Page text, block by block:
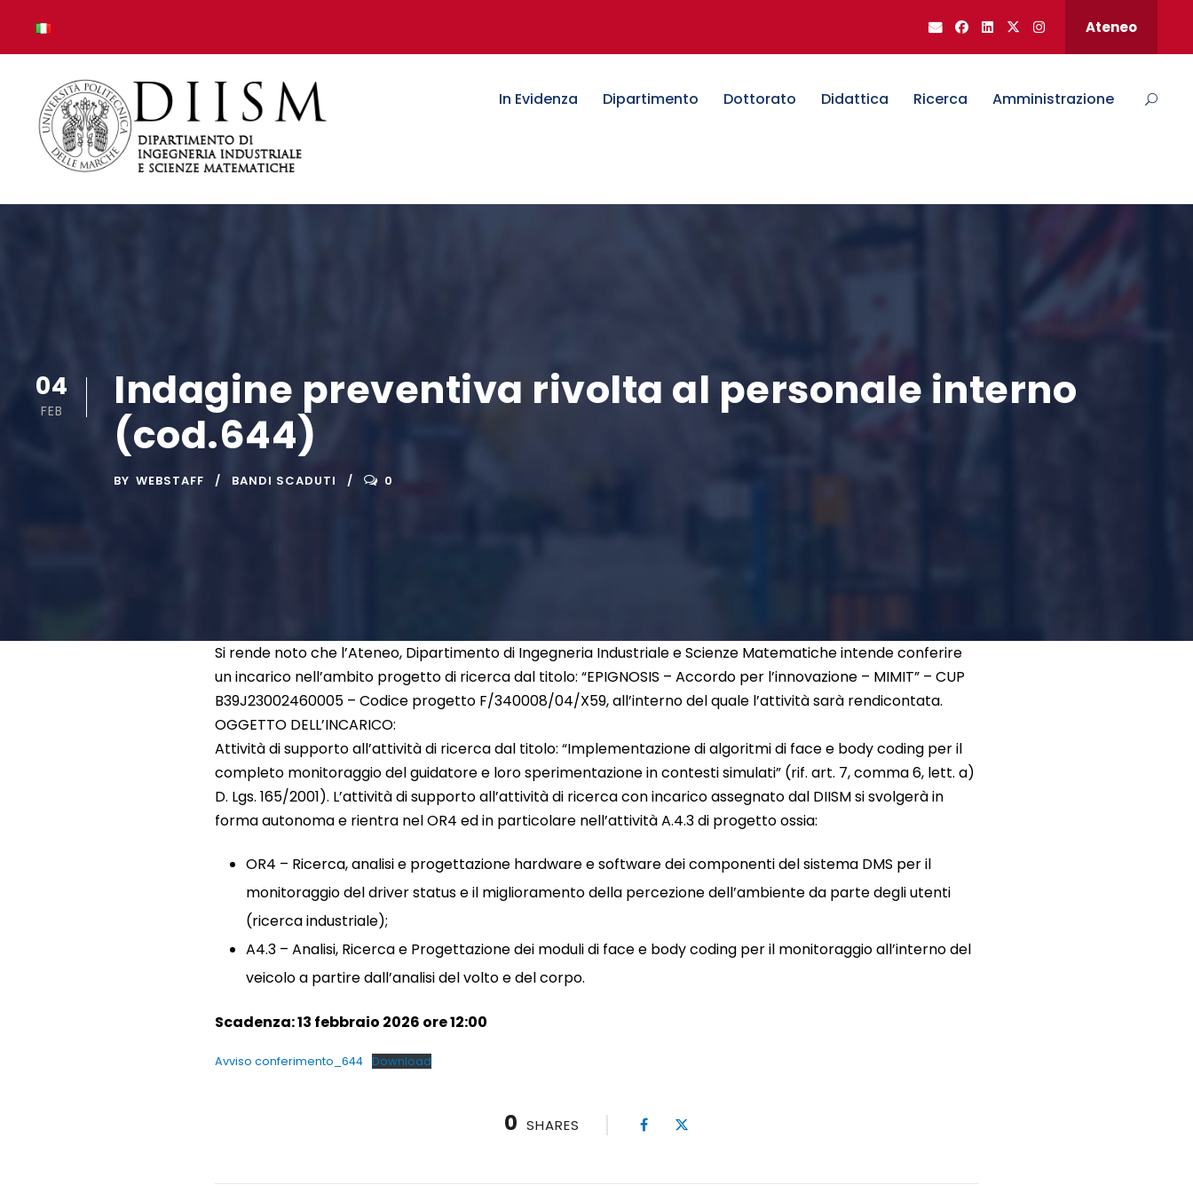
Ateneo
In Evidenza Dipartimento Dottorato Didattica Ricerca Amministrazione
04
FEB
Indagine preventiva rivolta al personale interno
(cod.644)
BY WEBSTAFF BANDI SCADUTI 0
Si rende noto che l’Ateneo, Dipartimento di Ingegneria Industriale e Scienze Matematiche intende conferire
un incarico nell’ambito progetto di ricerca dal titolo: “EPIGNOSIS – Accordo per l’innovazione – MIMIT” – CUP
B39J23002460005 – Codice progetto F/340008/04/X59, all’interno del quale l’attività sarà rendicontata.
OGGETTO DELL’INCARICO:
Attività di supporto all’attività di ricerca dal titolo: “Implementazione di algoritmi di face e body coding per il
completo monitoraggio del guidatore e loro sperimentazione in contesti simulati” (rif. art. 7, comma 6, lett. a)
D. Lgs. 165/2001). L’attività di supporto all’attività di ricerca con incarico assegnato dal DIISM si svolgerà in
forma autonoma e rientra nel OR4 ed in particolare nell’attività A.4.3 di progetto ossia:
OR4 – Ricerca, analisi e progettazione hardware e software dei componenti del sistema DMS per il
monitoraggio del driver status e il miglioramento della percezione dell’ambiente da parte degli utenti
(ricerca industriale);
A4.3 – Analisi, Ricerca e Progettazione dei moduli di face e body coding per il monitoraggio all’interno del
veicolo a partire dall’analisi del volto e del corpo.
Scadenza: 13 febbraio 2026 ore 12:00
Avviso conferimento_644 Download
0 SHARES